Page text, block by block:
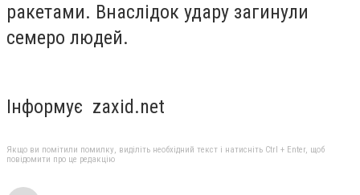
ракетами. Внаслідок удару загинули
семеро людей.
Інформує zaxid.net
Якщо ви помітили помилку, виділіть необхідний текст і натисніть Ctrl + Enter, щоб
повідомити про це редакцію